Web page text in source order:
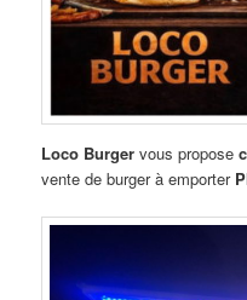
Loco Burgervous propose
vente de burger à emporter